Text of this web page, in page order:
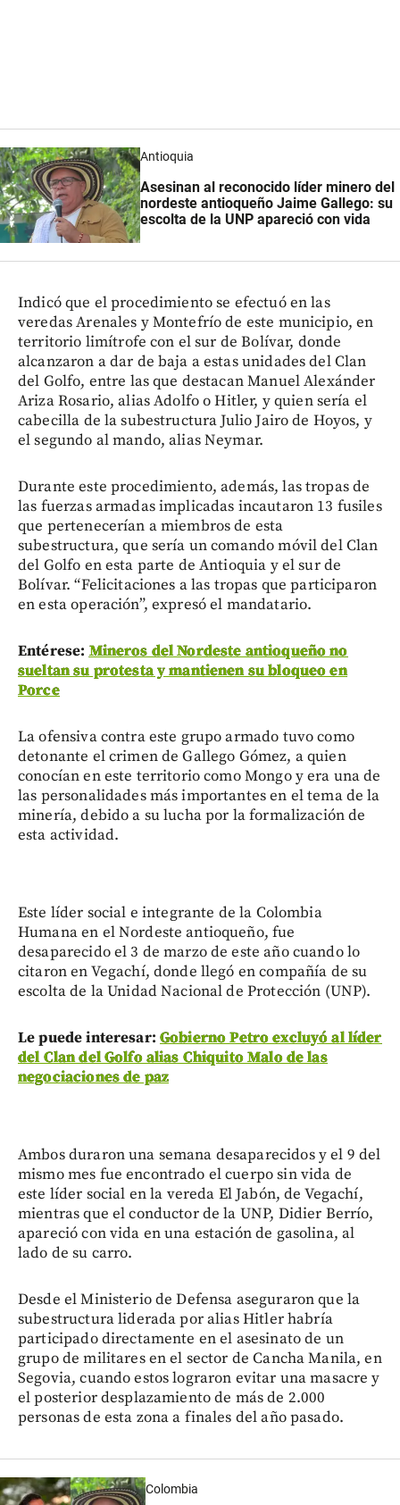
Antioquia
Asesinan al reconocido líder minero del
nordeste antioqueño Jaime Gallego: su
escolta de la UNP apareció con vida
Indicó que el procedimiento se efectuó en las
veredas Arenales y Montefrío de este municipio, en
territorio limítrofe con el sur de Bolívar, donde
alcanzaron a dar de baja a estas unidades del Clan
del Golfo, entre las que destacan Manuel Alexánder
Ariza Rosario, alias Adolfo o Hitler, y quien sería el
cabecilla de la subestructura Julio Jairo de Hoyos, y
el segundo al mando, alias Neymar.
Durante este procedimiento, además, las tropas de
las fuerzas armadas implicadas incautaron 13 fusiles
que pertenecerían a miembros de esta
subestructura, que sería un comando móvil del Clan
del Golfo en esta parte de Antioquia y el sur de
Bolívar. “Felicitaciones a las tropas que participaron
en esta operación”, expresó el mandatario.
Entérese:Mineros del Nordeste antioqueño no
sueltan su protesta y mantienen su bloqueo en
Porce
La ofensiva contra este grupo armado tuvo como
detonante el crimen de Gallego Gómez, a quien
conocían en este territorio como Mongo y era una de
las personalidades más importantes en el tema de la
minería, debido a su lucha por la formalización de
esta actividad.
Este líder social e integrante de la Colombia
Humana en el Nordeste antioqueño, fue
desaparecido el 3 de marzo de este año cuando lo
citaron en Vegachí, donde llegó en compañía de su
escolta de la Unidad Nacional de Protección (UNP).
Le puede interesar: Gobierno Petro excluyó al líder
del Clan del Golfo alias Chiquito Malo de las
negociaciones de paz
Ambos duraron una semana desaparecidos y el 9 del
mismo mes fue encontrado el cuerpo sin vida de
este líder social en la vereda El Jabón, de Vegachí,
mientras que el conductor de la UNP, Didier Berrío,
apareció con vida en una estación de gasolina, al
lado de su carro.
Desde el Ministerio de Defensa aseguraron que la
subestructura liderada por alias Hitler habría
participado directamente en el asesinato de un
grupo de militares en el sector de Cancha Manila, en
Segovia, cuando estos lograron evitar una masacre y
el posterior desplazamiento de más de 2.000
personas de esta zona a finales del año pasado.
Colombia